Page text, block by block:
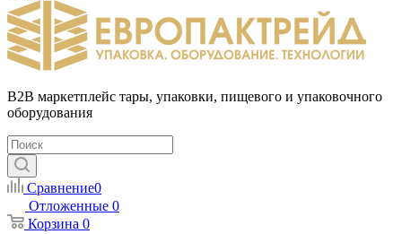
B2B маркетплейс тары, упаковки, пищевого и упаковочного
оборудования
Сравнение0
Отложенные 0
Корзина 0